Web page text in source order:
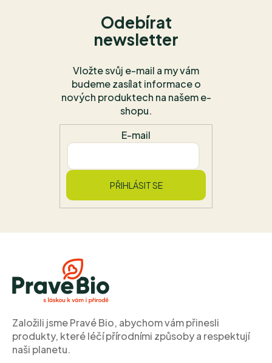
Odebírat
newsletter
Vložte svůj e-mail a my vám
budeme zasílat informace o
nových produktech na našem e-
shopu.
E-mail
PŘIHLÁSIT SE
Založili jsme Pravé Bio, abychom vám přinesli
produkty, které léčí přírodními způsoby a respektují
naši planetu.